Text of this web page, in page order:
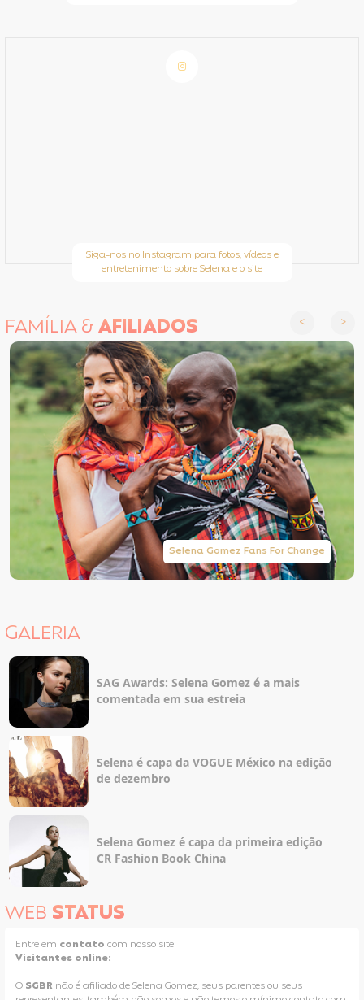
Siga-nos no Instagram para fotos, vídeos e
entretenimento sobre Selena e o site
FAMÍLIA &AFILIADOS
Selena Gomez Fans For Change
GALERIA
SAG Awards: Selena Gomez é a mais
comentada em sua estreia
Selena é capa da VOGUE México na edição
de dezembro
Selena Gomez é capa da primeira edição
CR Fashion Book China
WEB STATUS
Entre em contato com nosso site
Visitantes online:
O SGBR não é afiliado de Selena Gomez, seus parentes ou seus